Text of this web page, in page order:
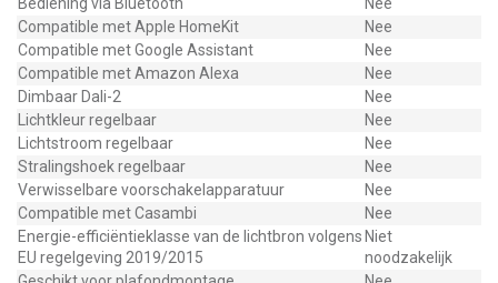
Compatible met Apple HomeKit
Nee
Compatible met Google Assistant
Nee
Compatible met Amazon Alexa
Nee
Dimbaar Dali-2
Nee
Lichtkleur regelbaar
Nee
Lichtstroom regelbaar
Nee
Stralingshoek regelbaar
Nee
Verwisselbare voorschakelapparatuur
Nee
Compatible met Casambi
Nee
Energie-efficiëntieklasse van de lichtbron volgens
EU regelgeving 2019/2015
Niet
noodzakelijk